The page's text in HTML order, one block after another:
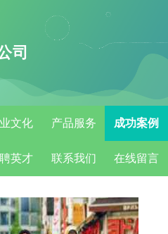
司
文化 产品服务 成功案例
英才 联系我们 在线留言